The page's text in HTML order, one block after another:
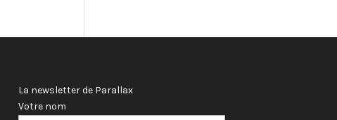
La newsletter de Parallax
Votre nom